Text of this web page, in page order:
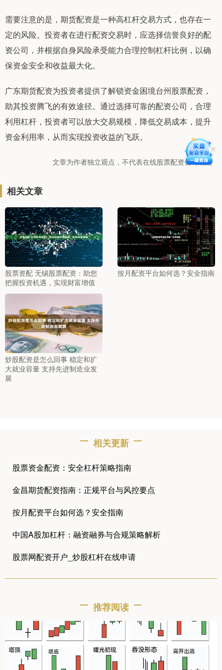
需要注意的是，期货配资是一种高杠杆交易方式，也存在一
定的风险。投资者在进行配资交易时，应选择信誉良好的配
资公司，并根据自身风险承受能力合理控制杠杆比例，以确
保资金安全和收益最大化。
广东期货配资为投资者提供了解锁资金困境台州股票配资，
助其投资腾飞的有效途径。通过选择可靠的配资公司，合理
利用杠杆，投资者可以放大交易规模，降低交易成本，提升
资金利用率，从而实现投资收益的飞跃。
文章为作者独立观点，不代表在线股票配资公司观点
相关文章
股票资配 无锡股票配资：助您
把握投资机遇，实现财富增值
按月配资平台如何选？安全指南
炒股配资是怎么回事 稳定和扩
大就业容量 支持先进制造业发
展
相关更新
股票资金配资：安全杠杆策略指南
金昌期货配资指南：正规平台与风控要点
按月配资平台如何选？安全指南
中国A股加杠杆：融资融券与合规策略解析
股票网配资开户_炒股杠杆在线申请
推荐阅读